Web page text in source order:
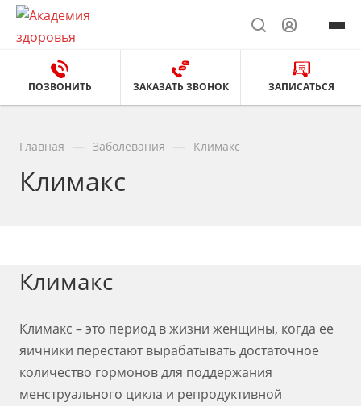
ПОЗВОНИТЬ ЗАКАЗАТЬ ЗВОНОК ЗАПИСАТЬСЯ
Главная Заболевания Климакс
Климакс
Климакс
Климакс – это период в жизни женщины, когда ее
яичники перестают вырабатывать достаточное
количество гормонов для поддержания
менструального цикла и репродуктивной